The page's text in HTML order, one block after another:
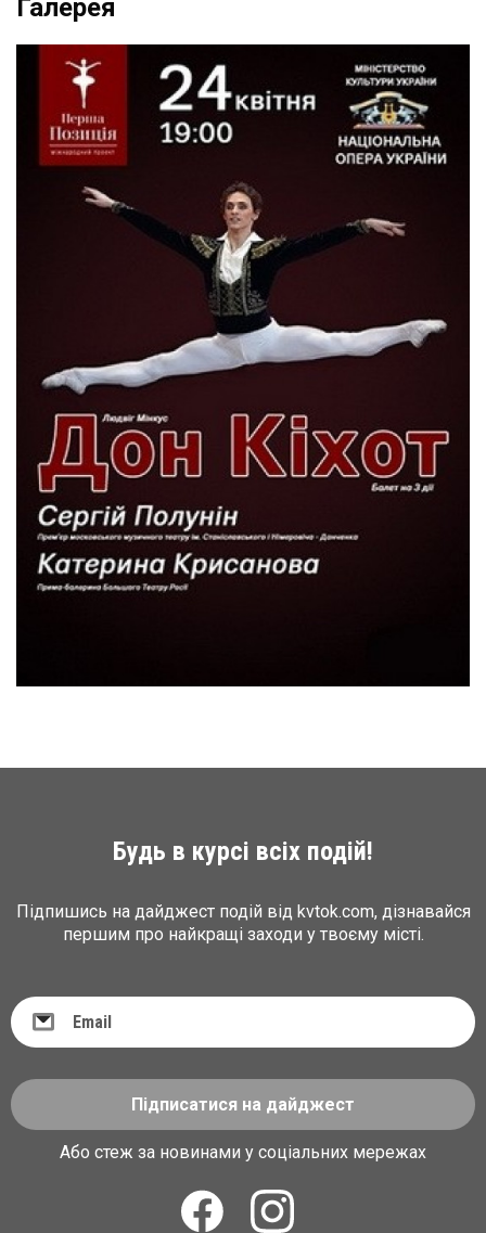
Галерея
Будь в курсі всіх подій!
Підпишись на дайджест подій від kvtok.com, дізнавайся
першим про найкращі заходи у твоєму місті.
Підписатися на дайджест
Або стеж за новинами у соціальних мережах